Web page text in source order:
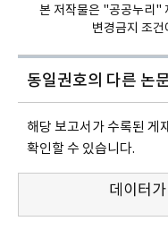
본 저작물은 "공공누리"
변경금지 조
동일권호의 다른 논
해당 보고서가 수록된 게
확인할 수 있습니다.
데이터